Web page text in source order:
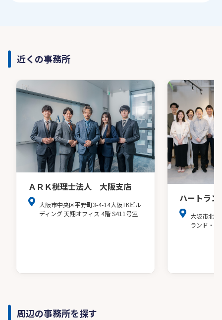
近くの事務所
ＡＲＫ税理士法人 大阪支店
大阪市中央区平野町3-4-14大阪TKビル
ディング 天翔オフィス 4階 S411号室
ハートラ
大阪市北
ランド・
周辺の事務所を探す